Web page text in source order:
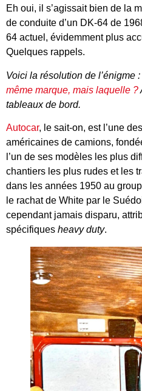
Eh oui, il s’agissait bien de la
de conduite d’un DK-64 de
64 actuel, évidemment plus
Quelques rappels.
Voici la résolution de l’énigme :
même marque, mais laquelle ?
tableaux de bord.
Autocar, le sait-on, est l’une
américaines de camions,
l’un de ses modèles les plus
chantiers les plus rudes et les
dans les années 1950 au
le rachat de White par le
cependant jamais disparu,
spécifiques heavy duty.